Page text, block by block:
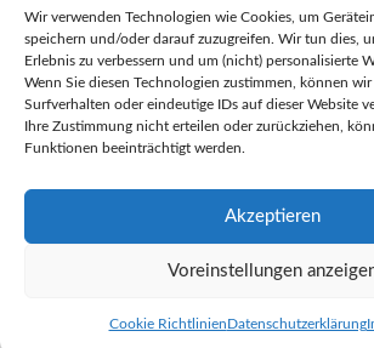
Wir verwenden Technologien wie Cookies, um
speichern und/oder darauf zuzugreifen. Wir tun dies,
Erlebnis zu verbessern und um (nicht) personalisierte
Wenn Sie diesen Technologien zustimmen, können
Surfverhalten oder eindeutige IDs auf dieser Website
Ihre Zustimmung nicht erteilen oder zurückziehen,
Funktionen beeinträchtigt werden.
Akzeptieren
Voreinstellungen
Cookie RichtlinienDatenschutzerklärung
shop@reda-shop.de
REDA SHOP - Hochwertige Studio
Friseurstuhl
schwarz
350,60 Vorrätig
Alle Preise inkl. der gesetzlichen
Die durchgestrichenen Preise entsprechen dem
Online-Shop.